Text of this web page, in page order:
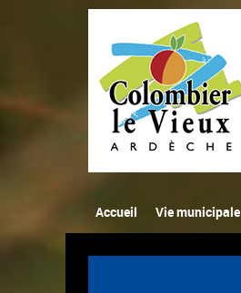
Accueil Vie municipale